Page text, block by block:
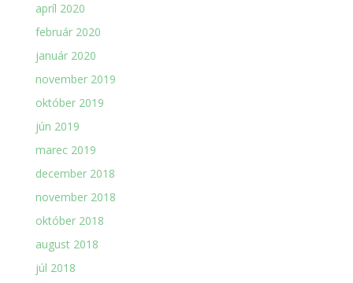
apríl 2020
február 2020
január 2020
november 2019
október 2019
jún 2019
marec 2019
december 2018
november 2018
október 2018
august 2018
júl 2018